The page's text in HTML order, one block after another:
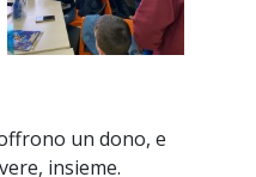
un dono, e
insieme.